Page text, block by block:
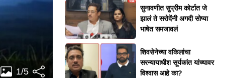
1/5
सुनावणीत सुप्रीम कोर्टात जे
झालं ते सरोदेंनी अगदी सोप्या
भाषेत समजावलं
शिवसेनेच्या वकिलांचा
सरन्यायाधीश सूर्यकांत यांच्यावर
विश्वास आहे का?